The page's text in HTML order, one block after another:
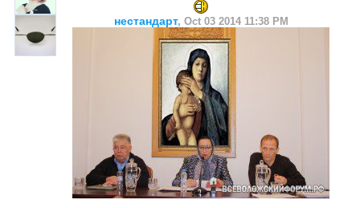
нестандарт, Oct 03 2014 11:38 PM